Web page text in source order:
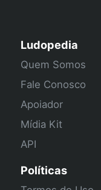
Ludopedia
Quem Somos
Fale Conosco
Apoiador
Mídia Kit
API
Políticas